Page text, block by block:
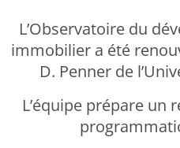
L’Observatoire du
immobilier a été
D. Penner de
L’équipe prépare un